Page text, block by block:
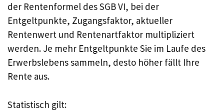
der Rentenformel des SGB VI, bei der
Entgeltpunkte, Zugangsfaktor, aktueller
Rentenwert und Rentenartfaktor multipliziert
werden. Je mehr Entgeltpunkte Sie im Laufe des
Erwerbslebens sammeln, desto höher fällt Ihre
Rente aus.
Statistisch gilt: